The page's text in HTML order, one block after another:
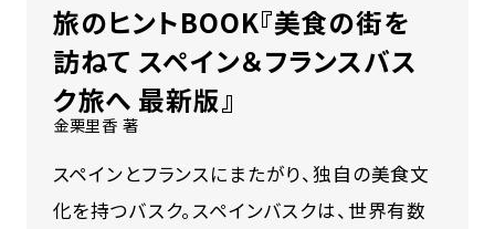
旅のヒントBOOK『美食の街を
訪ねて スペイン＆フランスバス
ク旅へ 最新版』
金栗里香 著
スペインとフランスにまたがり、独自の美食文
化を持つバスク。スペインバスクは、世界有数